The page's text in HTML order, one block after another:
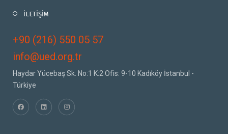
İLETİŞİM
+90 (216) 550 05 57
info@ued.org.tr
Haydar Yücebaş Sk. No:1 K:2 Ofis: 9-10 Kadıköy İstanbul -
Türkiye